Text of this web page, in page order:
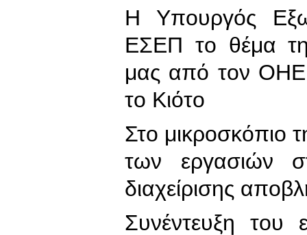
Η Υπουργός
ΕΣΕΠ το θέμα
μας από τον
το Κιότο
Στο μικροσκόπιο
των εργασιών
διαχείρισης
Συνέντευξη του